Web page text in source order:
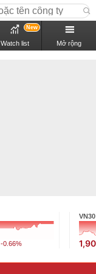
Watch list
New
Mở rộng
-0.66%
VN30